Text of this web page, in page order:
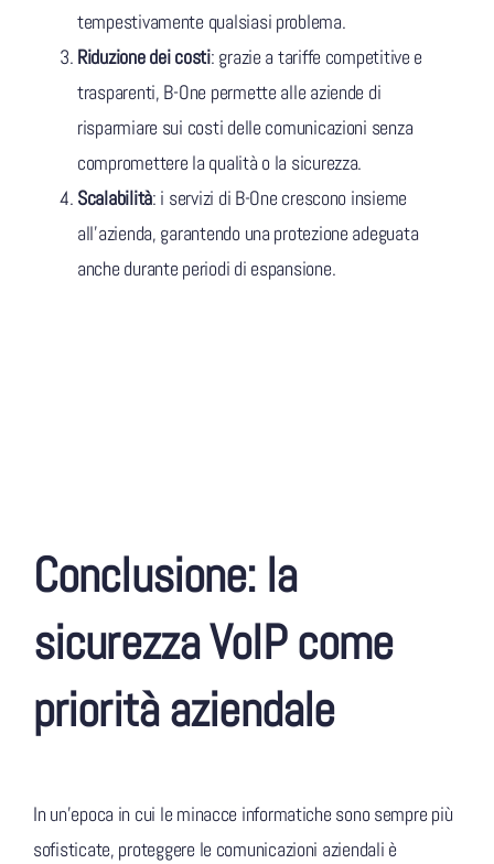
tempestivamente qualsiasi problema.
Riduzione dei costi: grazie a tariffe competitive e
trasparenti, B-One permette alle aziende di
risparmiare sui costi delle comunicazioni senza
compromettere la qualità o la sicurezza.
Scalabilità: i servizi di B-One crescono insieme
all’azienda, garantendo una protezione adeguata
anche durante periodi di espansione.
Conclusione: la
sicurezza VoIP come
priorità aziendale
In un’epoca in cui le minacce informatiche sono sempre più
sofisticate, proteggere le comunicazioni aziendali è